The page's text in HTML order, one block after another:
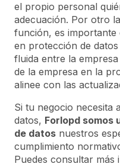
el propio personal
adecuación. Por otro
función, es
en protección de
fluida entre la
de la empresa en la
alinee con las
Si tu negocio necesita
datos, Forlopd somos
de datos nuestros
cumplimiento
Puedes consultar más